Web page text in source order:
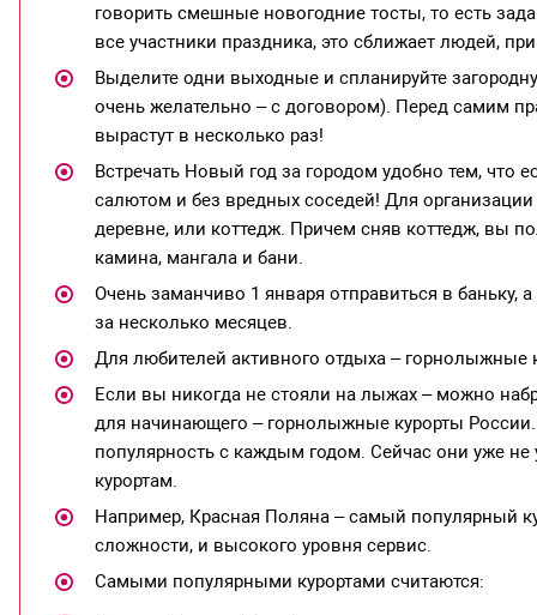
говорить смешные новогодние тосты, то есть
все участники праздника, это сближает людей,
Выделите одни выходные и спланируйте
очень желательно – с договором). Перед самим
вырастут в несколько раз!
Встречать Новый год за городом удобно тем, что
салютом и без вредных соседей! Для
деревне, или коттедж. Причем сняв коттедж, вы
камина, мангала и бани.
Очень заманчиво 1 января отправиться в
за несколько месяцев.
Для любителей активного отдыха – горнолыжные
Если вы никогда не стояли на лыжах – можно
для начинающего – горнолыжные курорты
популярность с каждым годом. Сейчас они уже не
курортам.
Например, Красная Поляна – самый популярный
сложности, и высокого уровня сервис.
Самыми популярными курортами считаются: